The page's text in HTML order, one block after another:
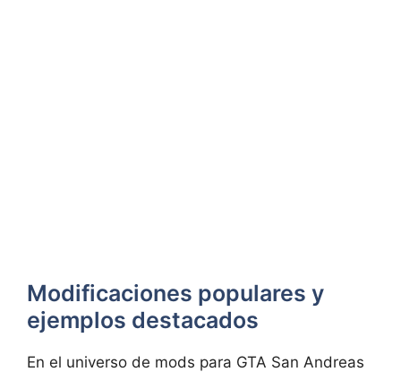
Modificaciones populares y
ejemplos destacados
En el universo de mods para GTA San Andreas